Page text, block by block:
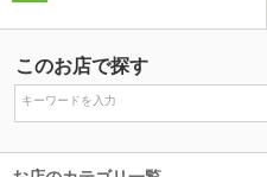
このお店で探す